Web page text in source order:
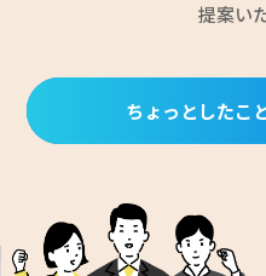
提案い
ちょっとしたこ